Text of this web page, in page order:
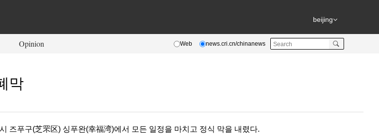
beijing
Opinion Web news.cri.cn/chinanews
막
즈푸구(芝罘区) 싱푸완(幸福湾)에서 모든 일정을 마치고 정식 막을 내렸다.